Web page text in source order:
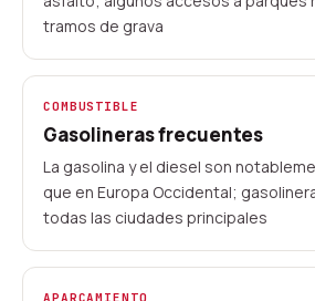
tramos de grava
COMBUSTIBLE
Gasolineras frecuentes
La gasolina y el diesel son
que en Europa Occidental;
todas las ciudades principales
APARCAMIENTO